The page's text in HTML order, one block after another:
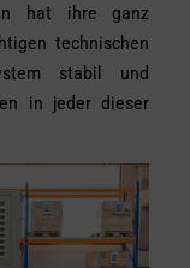
hat ihre ganz
technischen
stabil und
in jeder dieser